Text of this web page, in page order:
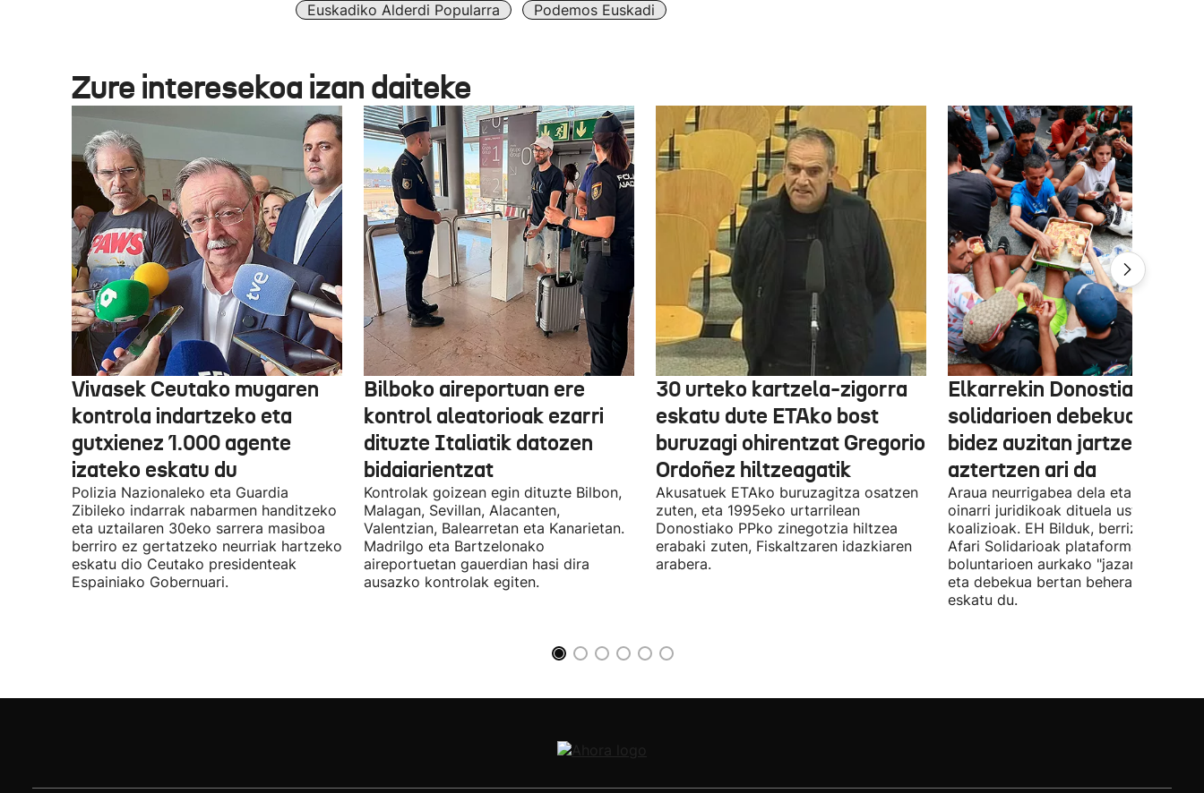
Euskadiko Alderdi Popularra
Podemos Euskadi
Zure interesekoa izan daiteke
Vivasek Ceutako mugaren
kontrola indartzeko eta
gutxienez 1.000 agente
izateko eskatu du
Polizia Nazionaleko eta Guardia
Zibileko indarrak nabarmen handitzeko
eta uztailaren 30eko sarrera masiboa
berriro ez gertatzeko neurriak hartzeko
eskatu dio Ceutako presidenteak
Espainiako Gobernuari.
Bilboko aireportuan ere
kontrol aleatorioak ezarri
dituzte Italiatik datozen
bidaiarientzat
Kontrolak goizean egin dituzte Bilbon,
Malagan, Sevillan, Alacanten,
Valentzian, Balearretan eta Kanarietan.
Madrilgo eta Bartzelonako
aireportuetan gauerdian hasi dira
ausazko kontrolak egiten.
30 urteko kartzela-zigorra
eskatu dute ETAko bost
buruzagi ohirentzat Gregorio
Ordoñez hiltzeagatik
Akusatuek ETAko buruzagitza osatzen
zuten, eta 1995eko urtarrilean
Donostiako PPko zinegotzia hiltzea
erabaki zuten, Fiskaltzaren idazkiaren
arabera.
Elkarrekin Donostia afari
solidarioen debekua
bidez auzitan jartzea
aztertzen ari da
Araua neurrigabea dela eta
oinarri juridikoak dituela uste du
koalizioak. EH Bilduk, berriz, Kaleko
Afari Solidarioak plataformako
boluntarioen aurkako "jazarpena"
eta debekua bertan behera uzteko
eskatu du.